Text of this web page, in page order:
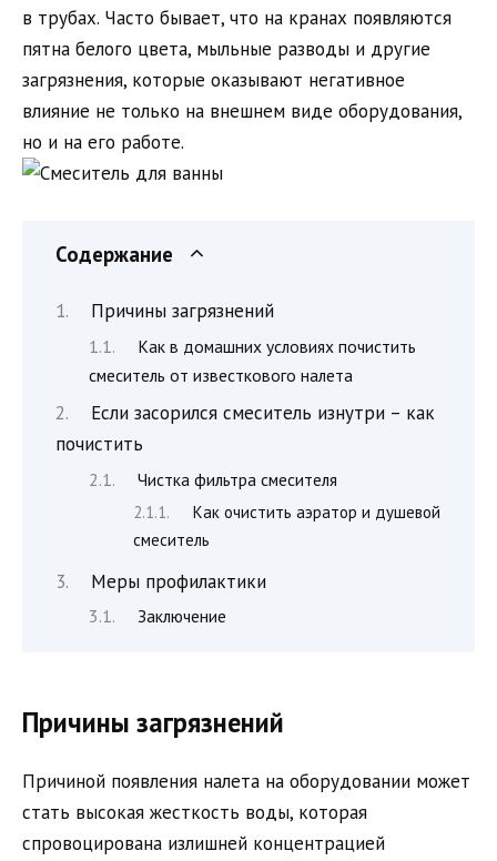
в трубах. Часто бывает, что на кранах появляются
пятна белого цвета, мыльные разводы и другие
загрязнения, которые оказывают негативное
влияние не только на внешнем виде оборудования,
но и на его работе.
Содержание
Причины загрязнений
Как в домашних условиях почистить
смеситель от известкового налета
Если засорился смеситель изнутри – как
почистить
Чистка фильтра смесителя
Как очистить аэратор и душевой
смеситель
Меры профилактики
Заключение
Причины загрязнений
Причиной появления налета на оборудовании может
стать высокая жесткость воды, которая
спровоцирована излишней концентрацией